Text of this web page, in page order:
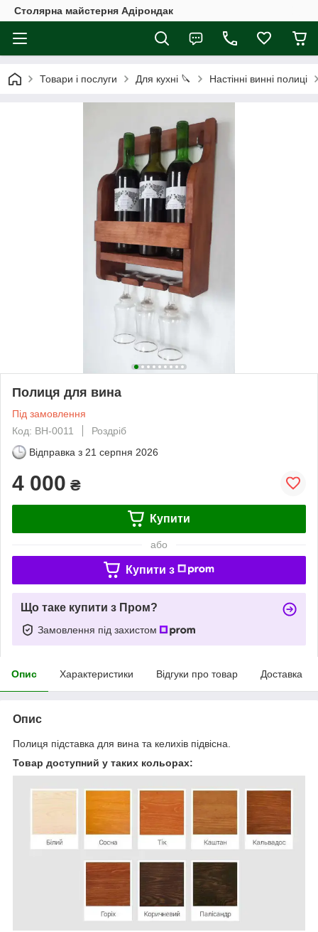
Столярна майстерня Адірондак
Товари і послуги Для кухні 🔪 Настінні винні полиці
Полиця для вина
Під замовлення
Код: ВН-0011
Роздріб
Відправка з 21 серпня 2026
4 000 ₴
Купити
або
Купити з
Що таке купити з Пром?
Замовлення під захистом
Опис Характеристики Відгуки про товар Доставка
Опис
Полиця підставка для вина та келихів підвісна.
Товар доступний у таких кольорах: